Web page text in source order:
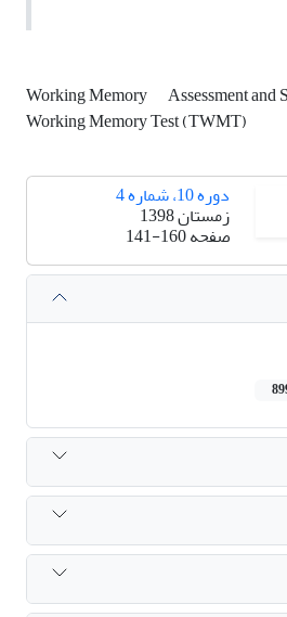
Working Memory Assessment and
Working Memory Test (TWMT)
دوره 10، شماره 4
زمستان 1398
صفحه141-160